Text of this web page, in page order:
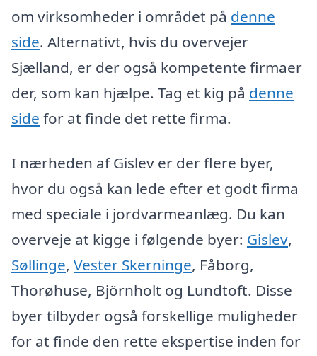
om virksomheder i området på denne
side. Alternativt, hvis du overvejer
Sjælland, er der også kompetente firmaer
der, som kan hjælpe. Tag et kig på denne
side for at finde det rette firma.
I nærheden af Gislev er der flere byer,
hvor du også kan lede efter et godt firma
med speciale i jordvarmeanlæg. Du kan
overveje at kigge i følgende byer: Gislev,
Søllinge, Vester Skerninge, Fåborg,
Thorøhuse, Björnholt og Lundtoft. Disse
byer tilbyder også forskellige muligheder
for at finde den rette ekspertise inden for